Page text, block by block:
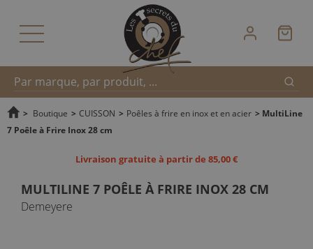
Recherche
> Boutique > CUISSON > Poêles à frire en inox et en acier > MultiLine
7 Poêle à Frire Inox 28 cm
Livraison gratuite à partir de 85,00 €
MULTILINE 7 POÊLE À FRIRE INOX 28 CM
Demeyere